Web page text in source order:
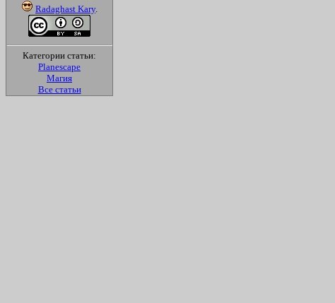
Radaghast Kary.
Категории статьи:
Planescape
Магия
Все статьи